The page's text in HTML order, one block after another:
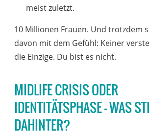
meist zuletzt.
10 Millionen Frauen. Und trotzdem
davon mit dem Gefühl: Keiner
die Einzige. Du bist es nicht.
MIDLIFE CRISIS ODER
IDENTITÄTSPHASE - WAS
DAHINTER?